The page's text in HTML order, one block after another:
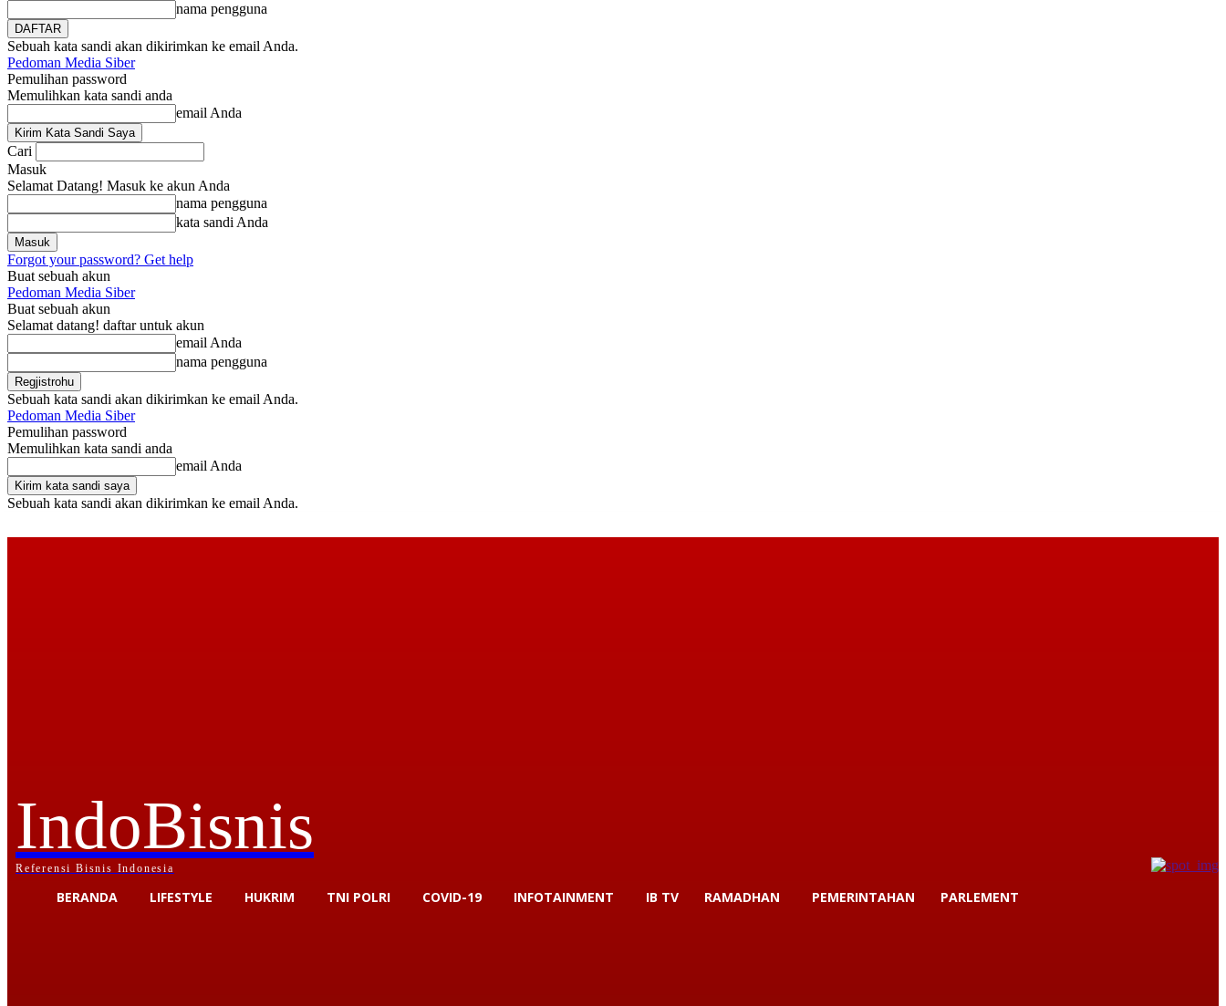
nama pengguna
Sebuah kata sandi akan dikirimkan ke email Anda.
Pedoman Media Siber
Pemulihan password
Memulihkan kata sandi anda
email Anda
Cari
Masuk
Selamat Datang! Masuk ke akun Anda
nama pengguna
kata sandi Anda
Forgot your password? Get help
Buat sebuah akun
Pedoman Media Siber
Buat sebuah akun
Selamat datang! daftar untuk akun
email Anda
nama pengguna
Sebuah kata sandi akan dikirimkan ke email Anda.
Pedoman Media Siber
Pemulihan password
Memulihkan kata sandi anda
email Anda
Sebuah kata sandi akan dikirimkan ke email Anda.
IndoBisnis
Referensi Bisnis Indonesia
BERANDA LIFESTYLE HUKRIM TNI POLRI COVID-19 INFOTAINMENT IB TV RAMADHAN PEMERINTAHAN PARLEMENT